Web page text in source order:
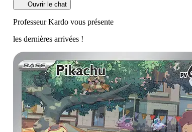
Ouvrir le chat
Professeur Kardo vous présente
les dernières arrivées !